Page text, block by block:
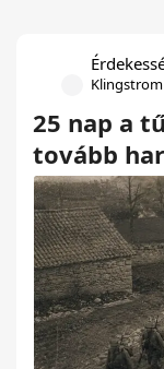
Klingstrom
25 nap a
tovább